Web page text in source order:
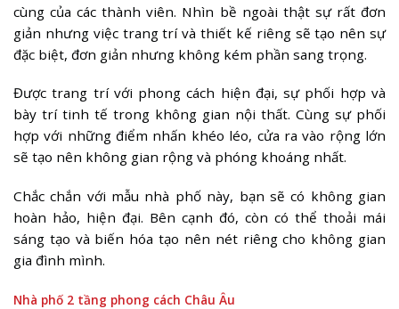
cùng của các thành viên. Nhìn bề ngoài thật sự rất đơn
giản nhưng việc trang trí và thiết kế riêng sẽ tạo nên sự
đặc biệt, đơn giản nhưng không kém phần sang trọng.
Được trang trí với phong cách hiện đại, sự phối hợp và
bày trí tinh tế trong không gian nội thất. Cùng sự phối
hợp với những điểm nhấn khéo léo, cửa ra vào rộng lớn
sẽ tạo nên không gian rộng và phóng khoáng nhất.
Chắc chắn với mẫu nhà phố này, bạn sẽ có không gian
hoàn hảo, hiện đại. Bên cạnh đó, còn có thể thoải mái
sáng tạo và biến hóa tạo nên nét riêng cho không gian
gia đình mình.
Nhà phố 2 tầng phong cách Châu Âu